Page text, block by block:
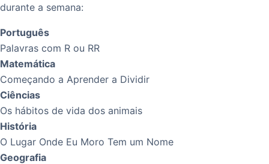
durante a semana:
Português
Palavras com R ou RR
Matemática
Começando a Aprender a Dividir
Ciências
Os hábitos de vida dos animais
História
O Lugar Onde Eu Moro Tem um Nome
Geografia